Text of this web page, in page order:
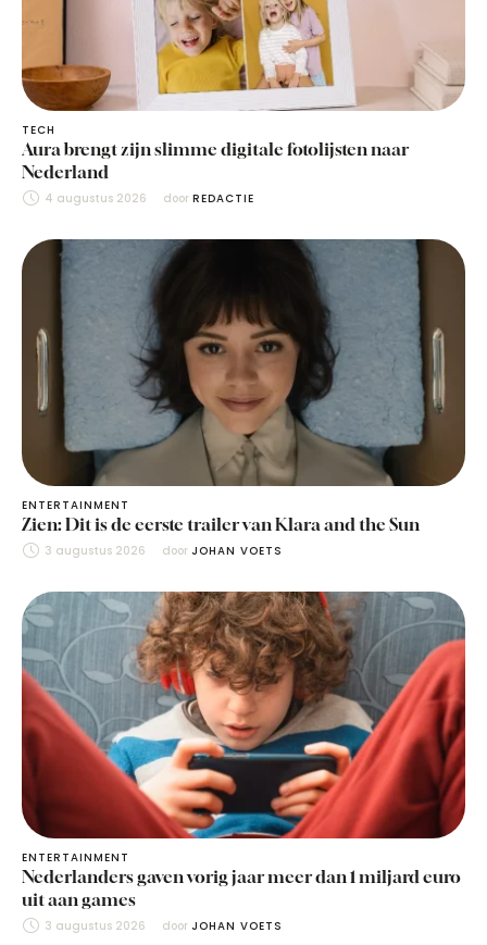
TECH
Aura brengt zijn slimme digitale fotolijsten naar
Nederland
4 augustus 2026 door REDACTIE
ENTERTAINMENT
Zien: Dit is de eerste trailer van Klara and the Sun
3 augustus 2026 door JOHAN VOETS
ENTERTAINMENT
Nederlanders gaven vorig jaar meer dan 1 miljard euro
uit aan games
3 augustus 2026 door JOHAN VOETS